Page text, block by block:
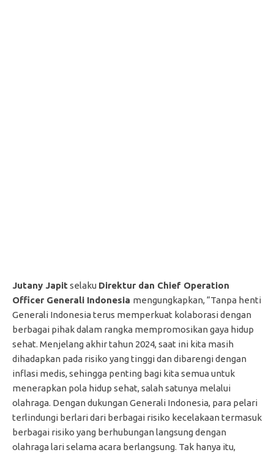
Jutany Japit selaku Direktur dan Chief Operation
Officer Generali Indonesia mengungkapkan, “Tanpa henti
Generali Indonesia terus memperkuat kolaborasi dengan
berbagai pihak dalam rangka mempromosikan gaya hidup
sehat. Menjelang akhir tahun 2024, saat ini kita masih
dihadapkan pada risiko yang tinggi dan dibarengi dengan
inflasi medis, sehingga penting bagi kita semua untuk
menerapkan pola hidup sehat, salah satunya melalui
olahraga. Dengan dukungan Generali Indonesia, para pelari
terlindungi berlari dari berbagai risiko kecelakaantermasuk
berbagai risiko yang berhubungan langsung dengan
olahraga lari selama acara berlangsung. Tak hanya itu,